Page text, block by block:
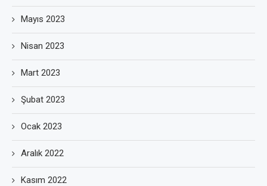
Mayıs 2023
Nisan 2023
Mart 2023
Şubat 2023
Ocak 2023
Aralık 2022
Kasım 2022